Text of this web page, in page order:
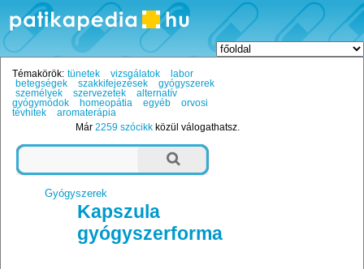
Témakörök: tünetek vizsgálatok
labor
betegségek
szakkifejezések
gyógyszerek
személyek
szervezetek
alternatív
gyógymódok
homeopátia egyéb
orvosi
tévhitek
aromaterápia
Már2259 szócikk közül válogathatsz.
Gyógyszerek
Kapszula
gyógyszerforma